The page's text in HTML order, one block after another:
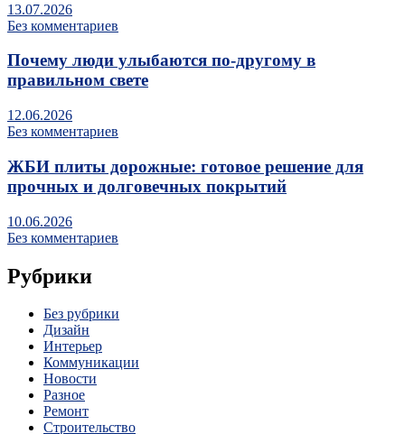
13.07.2026
Без комментариев
Почему люди улыбаются по‑другому в
правильном свете
12.06.2026
Без комментариев
ЖБИ плиты дорожные: готовое решение для
прочных и долговечных покрытий
10.06.2026
Без комментариев
Рубрики
Без рубрики
Дизайн
Интерьер
Коммуникации
Новости
Разное
Ремонт
Строительство